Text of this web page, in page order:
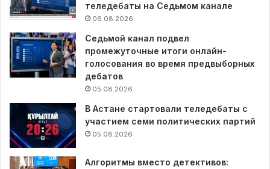
теледебаты на Седьмом канале
06.08.2026
Седьмой канал подвел
промежуточные итоги онлайн-
голосования во время предвыборных
дебатов
05.08.2026
В Астане стартовали теледебаты с
участием семи политических партий
05.08.2026
Алгоритмы вместо детективов: